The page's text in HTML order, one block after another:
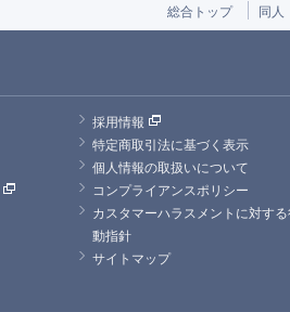
総合トップ 同人
採用情報
特定商取引法に基づく表示
個人情報の取扱いについて
コンプライアンスポリシー
カスタマーハラスメントに対す
動指針
サイトマップ